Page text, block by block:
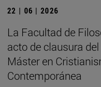
22 | 06 | 2026
La Facultad de
acto de clausura
Máster en
Contemporánea